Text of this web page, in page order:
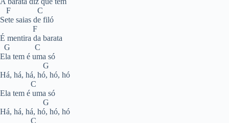
F C
Sete saias de filó
F
É mentira da barata
G C
Ela tem é uma só
G
Há, há, há, hó, hó, hó
C
Ela tem é uma só
G
Há, há, há, hó, hó, hó
C